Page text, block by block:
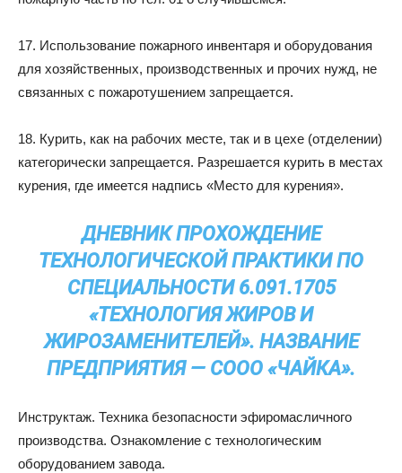
17. Использование пожарного инвентаря и оборудования
для хозяйственных, производственных и прочих нужд, не
связанных с пожаротушением запрещается.
18. Курить, как на рабочих месте, так и в цехе (отделении)
категорически запрещается. Разрешается курить в местах
курения, где имеется надпись «Место для курения».
ДНЕВНИК ПРОХОЖДЕНИЕ
ТЕХНОЛОГИЧЕСКОЙ ПРАКТИКИ ПО
СПЕЦИАЛЬНОСТИ 6.091.1705
«ТЕХНОЛОГИЯ ЖИРОВ И
ЖИРОЗАМЕНИТЕЛЕЙ». НАЗВАНИЕ
ПРЕДПРИЯТИЯ — СООО «ЧАЙКА».
Инструктаж. Техника безопасности эфиромасличного
производства. Ознакомление с технологическим
оборудованием завода.